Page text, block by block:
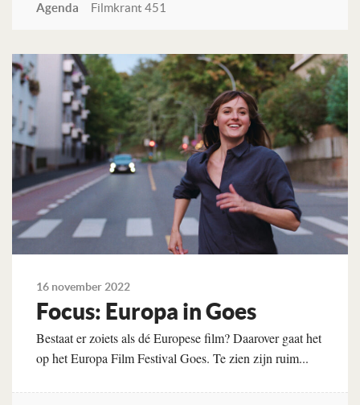
Agenda Filmkrant 451
Lees verder
16 november 2022
Focus: Europa in Goes
Bestaat er zoiets als dé Europese film? Daarover gaat het
op het Europa Film Festival Goes. Te zien zijn ruim...